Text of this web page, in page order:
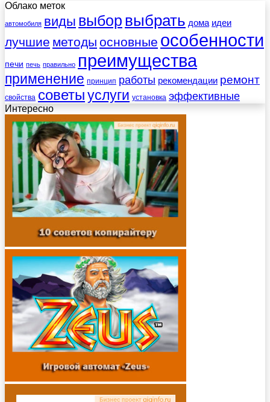
Облако меток
автомобиля виды выбор выбрать дома идеи
лучшие методы основные особенности
печи печь правильно преимущества
применение принцип работы рекомендации ремонт
свойства советыуслуги установка эффективные
Интересно